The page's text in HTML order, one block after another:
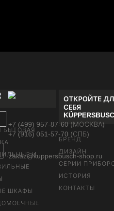
БЫТОВАЯ
И
ШКАФЫ
ОТКРОЙТЕ
СЕБЯ
БРЕНД
ДИЗАЙН
СЕРИИ
ИСТОРИЯ
КОНТАКТЫ
+7 (499) 957-87-60 (МОСКВА)
+7 (916) 051-57-70 (СПБ)
zakaz@kuppersbusch-shop.ru